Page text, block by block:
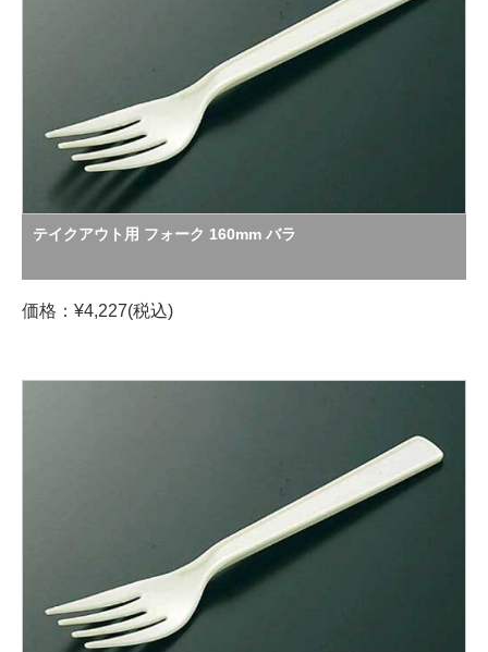
テイクアウト用 フォーク 160mm バラ
価格：¥4,227(税込)